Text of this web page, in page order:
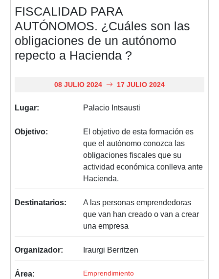
FISCALIDAD PARA
AUTÓNOMOS. ¿Cuáles son las
obligaciones de un autónomo
repecto a Hacienda ?
08 JULIO 2024 17 JULIO 2024
Lugar: Palacio Intsausti
Objetivo:
El objetivo de esta formación es
que el autónomo conozca las
obligaciones fiscales que su
actividad económica conlleva ante
Hacienda.
Destinatarios:
A las personas emprendedoras
que van han creado o van a crear
una empresa
Organizador: Iraurgi Berritzen
Área: Emprendimiento